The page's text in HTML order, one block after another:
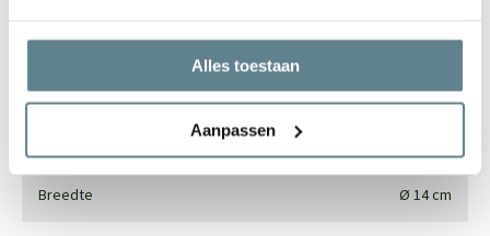
Alles toestaan
Aanpassen
Gebruik Interieur
Breedte Ø 14 cm